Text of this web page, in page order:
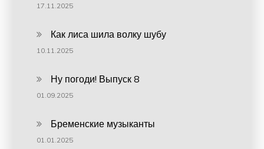
17.11.2025
Как лиса шила волку шубу
10.11.2025
Ну погоди! Выпуск 8
01.09.2025
Бременские музыканты
01.01.2025